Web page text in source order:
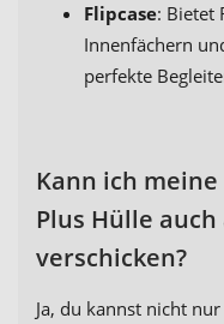
Flipcase: Bietet
Innenfächern
perfekte
Kann ich meine
Plus Hülle
verschicken?
Ja, du kannst nicht